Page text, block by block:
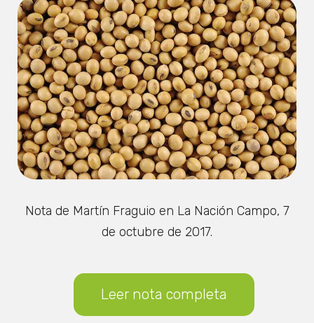
Nota de Martín Fraguio en La Nación Campo, 7
de octubre de 2017.
Leer nota completa